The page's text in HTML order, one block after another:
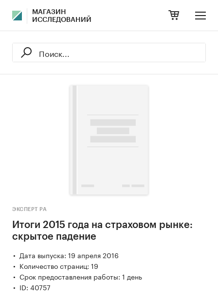
МАГАЗИН
ИССЛЕДОВАНИЙ
ЭКСПЕРТ РА
Итоги 2015 года на страховом рынке:
скрытое падение
Дата выпуска: 19 апреля 2016
Количество страниц: 19
Срок предоставления работы: 1 день
ID: 40757